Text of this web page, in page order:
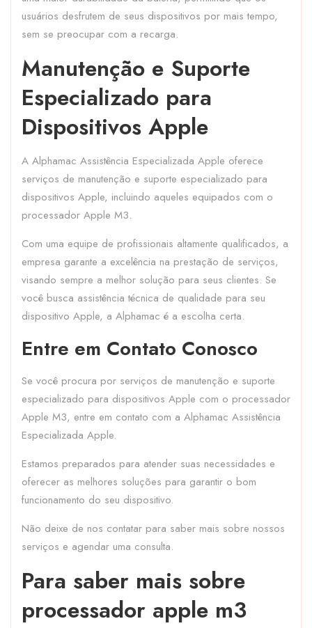
usuários desfrutem de seus dispositivos por mais tempo,
sem se preocupar com a recarga.
Manutenção e Suporte
Especializado para
Dispositivos Apple
A Alphamac Assistência Especializada Apple oferece
serviços de manutenção e suporte especializado para
dispositivos Apple, incluindo aqueles equipados com o
processador Apple M3.
Com uma equipe de profissionais altamente qualificados, a
empresa garante a excelência na prestação de serviços,
visando sempre a melhor solução para seus clientes. Se
você busca assistência técnica de qualidade para seu
dispositivo Apple, a Alphamac é a escolha certa.
Entre em Contato Conosco
Se você procura por serviços de manutenção e suporte
especializado para dispositivos Apple com o processador
Apple M3, entre em contato com a Alphamac Assistência
Especializada Apple.
Estamos preparados para atender suas necessidades e
oferecer as melhores soluções para garantir o bom
funcionamento do seu dispositivo.
Não deixe de nos contatar para saber mais sobre nossos
serviços e agendar uma consulta.
Para saber mais sobre
processador apple m3